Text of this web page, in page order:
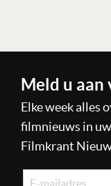
Meld u
Elke week alles
filmnieuws in
Filmkrant